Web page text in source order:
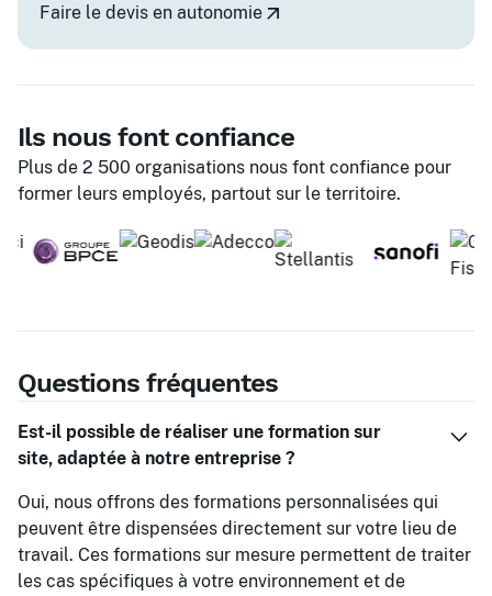
Faire le devis en autonomie
Ils nous font confiance
Plus de 2 500 organisations nous font confiance pour
former leurs employés, partout sur le territoire.
Questions fréquentes
Est-il possible de réaliser une formation sur
site, adaptée à notre entreprise ?
Oui, nous offrons des formations personnalisées qui
peuvent être dispensées directement sur votre lieu de
travail. Ces formations sur mesure permettent de traiter
les cas spécifiques à votre environnement et de